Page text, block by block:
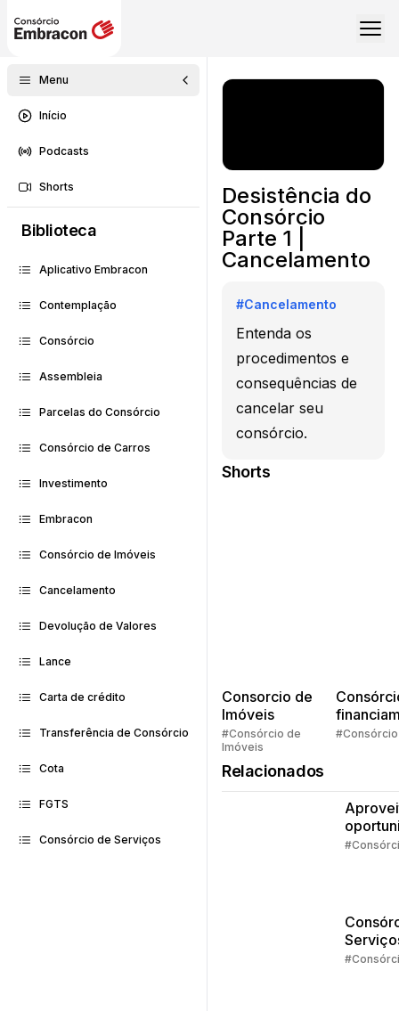
Menu
Início
Podcasts
Shorts
Biblioteca
Aplicativo Embracon
Contemplação
Consórcio
Assembleia
Parcelas do Consórcio
Consórcio de Carros
Investimento
Embracon
Consórcio de Imóveis
Cancelamento
Devolução de Valores
Lance
Carta de crédito
Transferência de Consórcio
Cota
FGTS
Consórcio de Serviços
Desistência do
Consórcio
Parte 1 |
Cancelamento
#Cancelamento
Entenda os
procedimentos e
consequências de
cancelar seu
consórcio.
Shorts
Consorcio de
Imóveis
#Consórcio de
Imóveis
Quem
#Consórcio
Relacionados
da